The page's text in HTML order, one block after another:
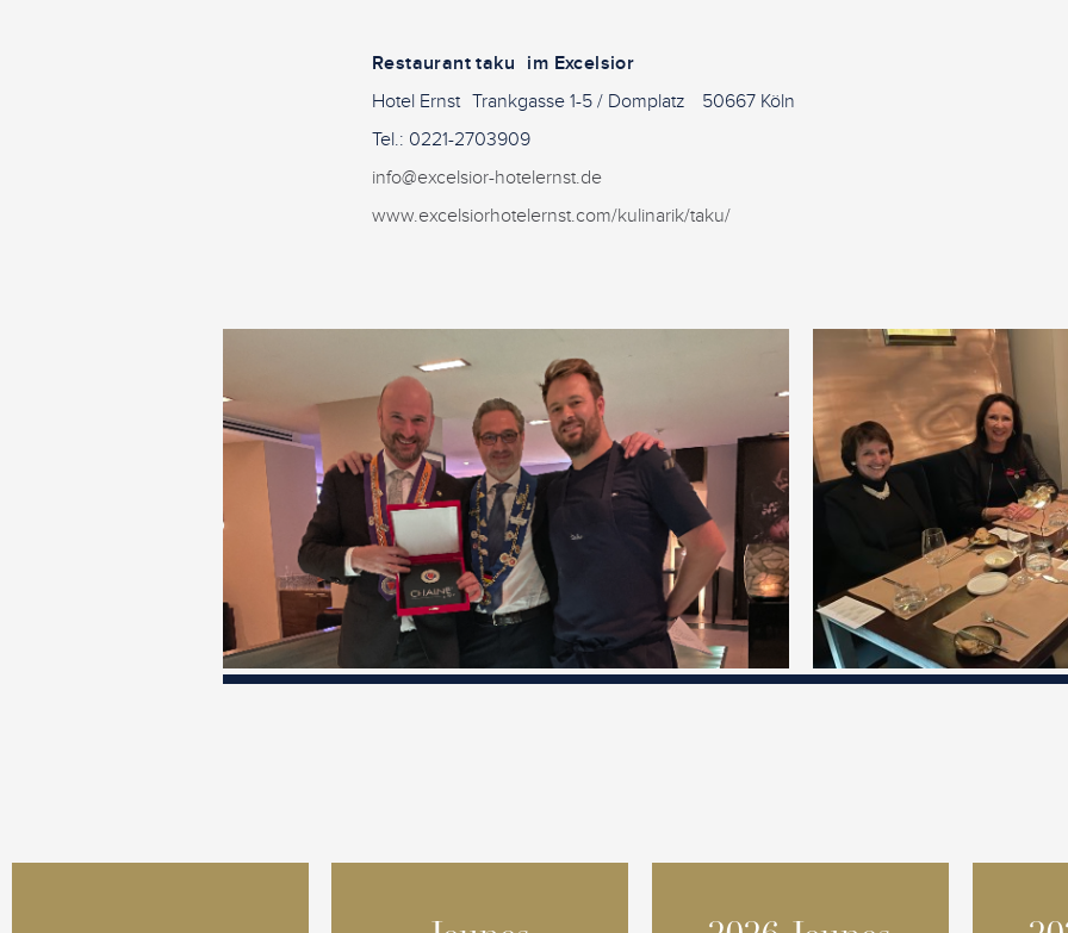
Restaurant taku im Excelsior
Hotel Ernst Trankgasse 1-5 / Domplatz 50667 Köln
Tel.: 0221-2703909
info@excelsior-hotelernst.de
www.excelsiorhotelernst.com/kulinarik/taku/